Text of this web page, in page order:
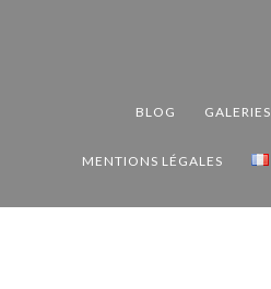
BLOG GALERIES
MENTIONS LÉGALES